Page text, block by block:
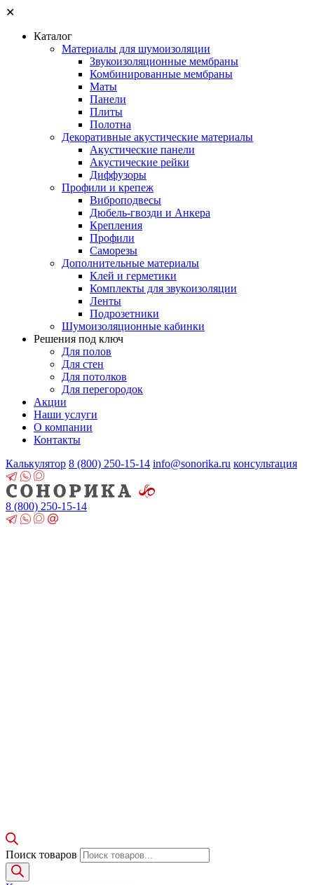
✕
Каталог
Материалы для шумоизоляции
Звукоизоляционные мембраны
Комбинированные мембраны
Маты
Панели
Плиты
Полотна
Декоративные акустические материалы
Акустические панели
Акустические рейки
Диффузоры
Профили и крепеж
Виброподвесы
Дюбель-гвозди и Анкера
Крепления
Профили
Саморезы
Дополнительные материалы
Клей и герметики
Комплекты для звукоизоляции
Ленты
Подрозетники
Шумоизоляционные кабинки
Решения под ключ
Для полов
Для стен
Для потолков
Для перегородок
Акции
Наши услуги
О компании
Контакты
Калькулятор 8 (800) 250-15-14 info@sonorika.ru консультация
8 (800) 250-15-14
Поиск товаров